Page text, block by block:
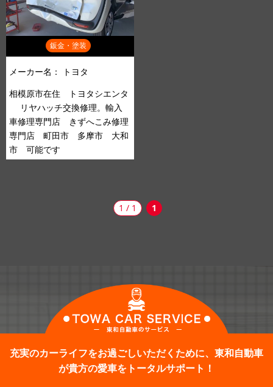
鈑金・塗装
メーカー名：
トヨタ
相模原市在住 トヨタシエンタ
リヤハッチ交換修理。輸入
車修理専門店 きずへこみ修理
専門店 町田市 多摩市 大和
市 可能です
1 / 1 1
充実のカーライフをお過ごしいただくために、東和自動車
が貴方の愛車をトータルサポート！